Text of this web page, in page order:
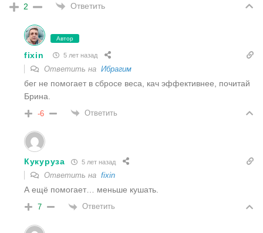
2 Ответить
Автор
fixin 5 лет назад
Ответить на Ибрагим
бег не помогает в сбросе веса, кач эффективнее, почитай
Брина.
-6 Ответить
Кукуруза 5 лет назад
Ответить на fixin
А ещё помогает… меньше кушать.
7 Ответить